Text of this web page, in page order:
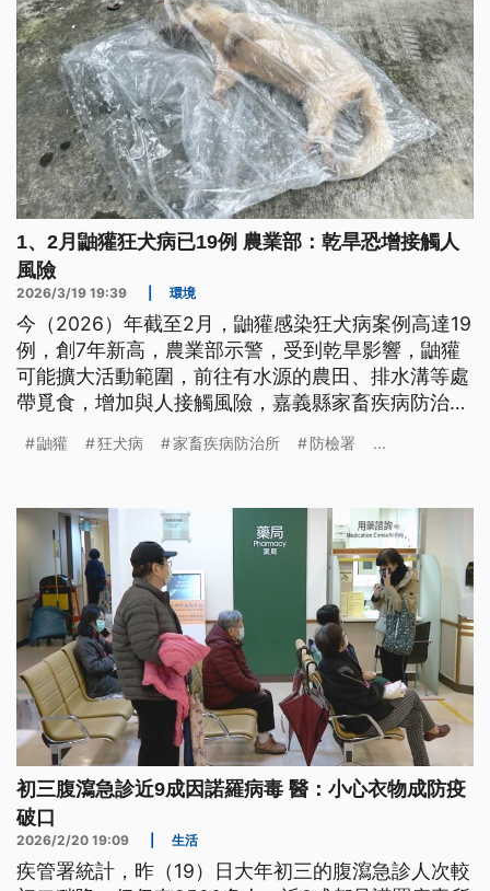
1、2月鼬獾狂犬病已19例 農業部：乾旱恐增接觸人
風險
2026/3/19 19:39 環境
今（2026）年截至2月，鼬獾感染狂犬病案例高達19
例，創7年新高，農業部示警，受到乾旱影響，鼬獾
可能擴大活動範圍，前往有水源的農田、排水溝等處
帶覓食，增加與人接觸風險，嘉義縣家畜疾病防治所
鼬獾 狂犬病 家畜疾病防治所 防檢署 ...
初三腹瀉急診近9成因諾羅病毒 醫：小心衣物成防疫
破口
2026/2/20 19:09 生活
疾管署統計，昨（19）日大年初三的腹瀉急診人次較